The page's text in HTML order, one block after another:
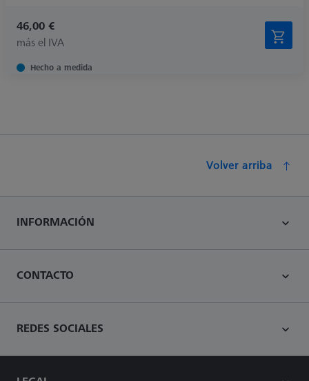
46,00 €
más el IVA
Hecho a medida
Volver arriba
INFORMACIÓN
CONTACTO
REDES SOCIALES